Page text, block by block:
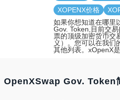
XOPENX价格
如果你想知道在哪里
Gov. Token,目前交
票的顶级加密货币交
义）。您可以在我们
其他列表。xOpenX
OpenXSwap Gov. Token